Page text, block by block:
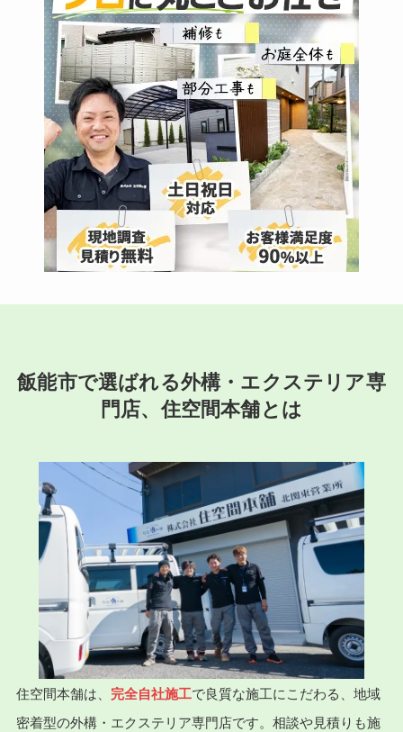
飯能市で選ばれる外構・エクステリア専
門店、住空間本舗とは
住空間本舗は、 完全自社施工で良質な施工にこだわる、地域
密着型の外構・エクステリア専門店です。相談や見積りも施